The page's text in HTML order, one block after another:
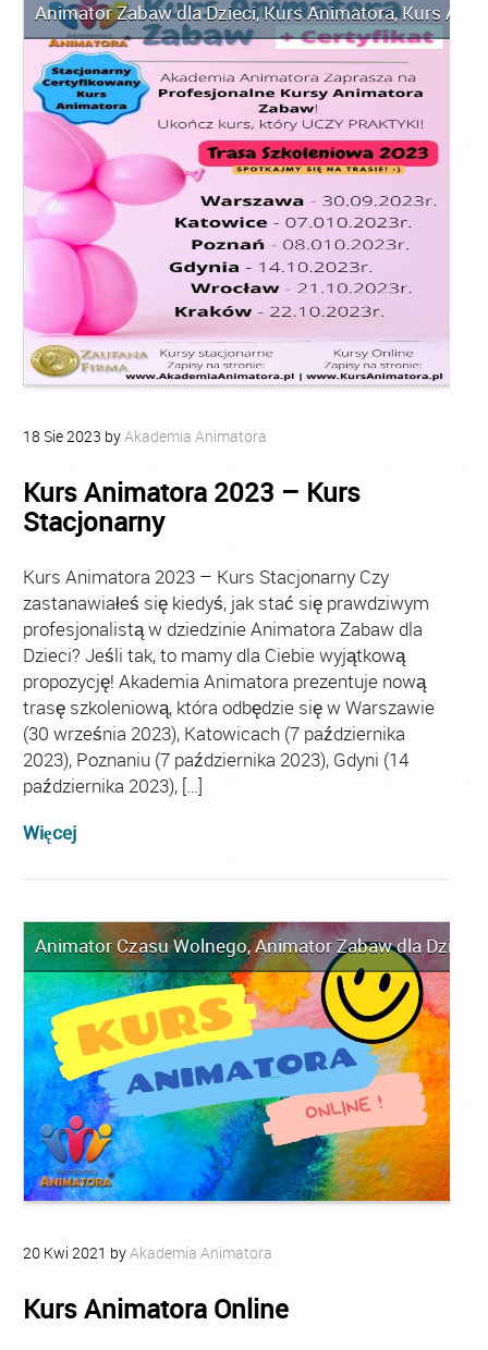
Animator Zabaw dla Dzieci,Kurs Animatora,Kurs
18 Sie2023 byAkademia Animatora
Kurs Animatora 2023 – Kurs
Stacjonarny
Kurs Animatora 2023 – Kurs Stacjonarny Czy
zastanawiałeś się kiedyś, jak stać się prawdziwym
profesjonalistą w dziedzinie Animatora Zabaw dla
Dzieci? Jeśli tak, to mamy dla Ciebie wyjątkową
propozycję! Akademia Animatora prezentuje nową
trasę szkoleniową, która odbędzie się w Warszawie
(30 września 2023), Katowicach (7 października
2023), Poznaniu (7 października 2023), Gdyni (14
października 2023), […]
Więcej
Animator Czasu Wolnego,Animator Zabaw dla Dzieci
20 Kwi 2021 byAkademia Animatora
Kurs Animatora Online